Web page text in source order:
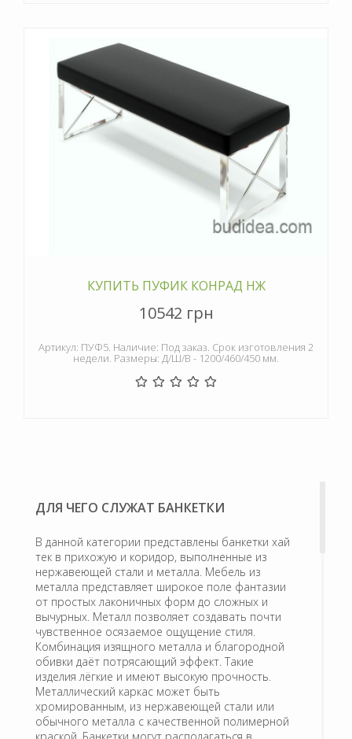
КУПИТЬ ПУФИК КОНРАД НЖ
10542 грн
Артикул: ПУФ5. Наличие: Под заказ. Срок изготовления 2
недели. Размеры: Д/Ш/В - 1200/460/450 мм.
ДЛЯ ЧЕГО СЛУЖАТ БАНКЕТКИ
В данной категории представлены банкетки хай
тек в прихожую и коридор, выполненные из
нержавеющей стали и металла. Мебель из
металла представляет широкое поле фантазии
от простых лаконичных форм до сложных и
вычурных. Металл позволяет создавать почти
чувственное осязаемое ощущение стиля.
Комбинация изящного металла и благородной
обивки даёт потрясающий эффект. Такие
изделия лёгкие и имеют высокую прочность.
Металлический каркас может быть
хромированным, из нержавеющей стали или
обычного металла с качественной полимерной